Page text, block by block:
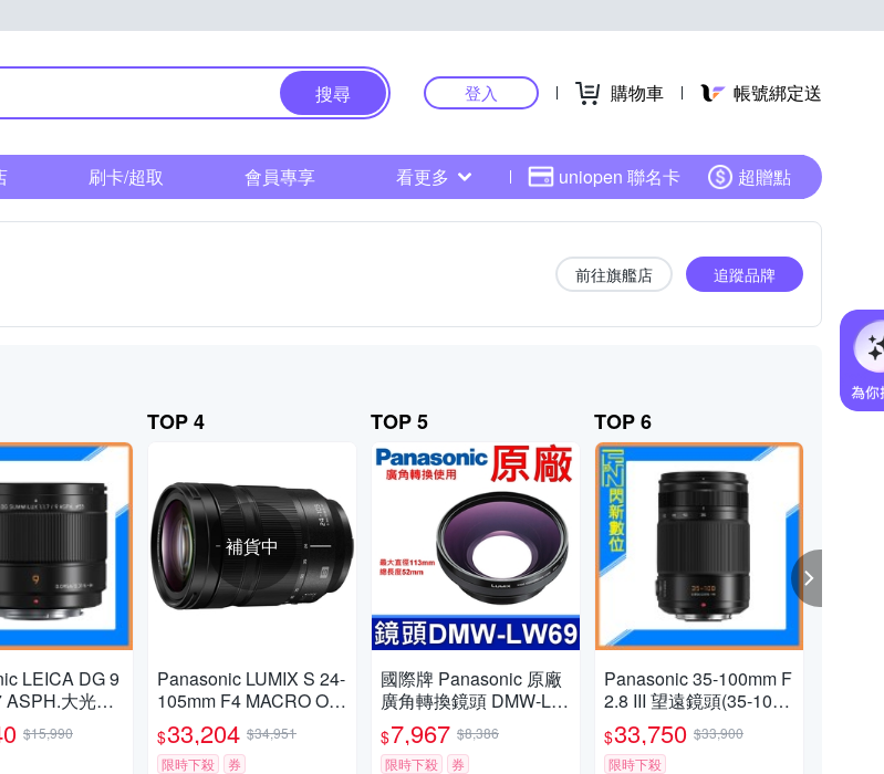
搜尋 登入 購物車 帳號綁定送
刷卡/超取 會員專享 看更多 uniopen 聯名卡 超贈點
前往旗艦店 追蹤品牌
LEICA DG 9
ASPH.大光圈
微距(公司貨)
$15,990
TOP 4
補貨中
Panasonic LUMIX S 24-
105mm F4 MACRO O.I.
S.變焦鏡頭 公司貨 S-R2
4105
$33,204 $34,951
限時下殺
券
TOP 5
國際牌 Panasonic 原廠
廣角轉換鏡頭 DMW-LW
69 0.82X 相機 DMC-LC
1
$7,967 $8,386
限時下殺
券
TOP 6
Panasonic 35-100mm F
2.8 III 望遠鏡頭(35-100,
公司貨)H-ES35100GC
$33,750 $33,900
限時下殺